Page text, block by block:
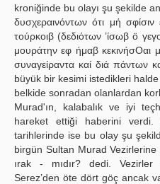
kroniğinde bu olayı şu şekilde
δυσχεραινόντων ότι μή
τούρκοιβ (δεδιότων ’ίσωβ ö
μουράτην εφ ήμαβ κεκινήσΟαι
συναγείραντα καί διά πάντων
büyük bir kesimi istedikleri
belkide sonradan olanlardan
Murad'ın, kalabalık ve iyi
hareket ettiği haberini verdi.
tarihlerinde ise bu olay şu
birgün Sultan Murad
ırak - mıdır? dedi. Vezirler
Serez’den öte dört göç ancak